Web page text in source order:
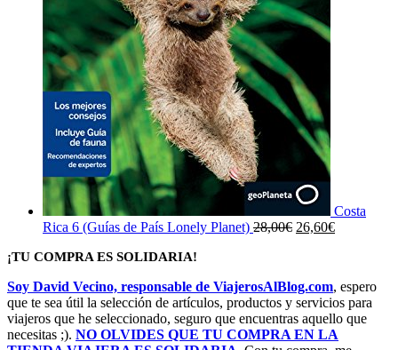
Costa
Rica 6 (Guías de País Lonely Planet) 28,00€ El
28,00€.
26,60€El
26,60€.
¡TU COMPRA ES SOLIDARIA!
Soy David Vecino, responsable de ViajerosAlBlog.com, espero
que te sea útil la selección de artículos, productos y servicios para
viajeros que he seleccionado, seguro que encuentras aquello que
necesitas ;). NO OLVIDES QUE TU COMPRA EN LA